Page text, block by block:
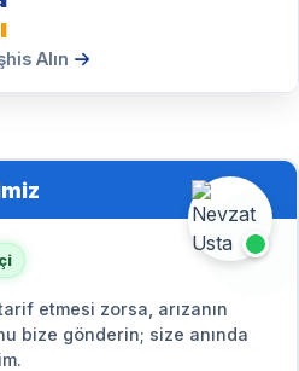
Alın
etmesi zorsa, arızanın
bize gönderin; size anında